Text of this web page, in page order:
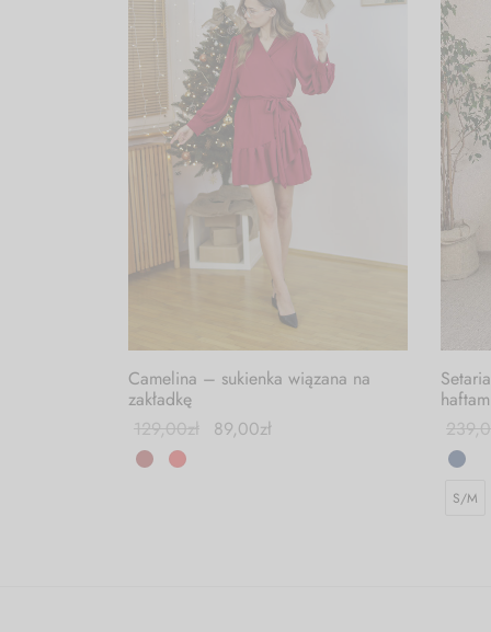
Camelina – sukienka wiązana na
zakładkę
129,00zł 89,00zł
S/M